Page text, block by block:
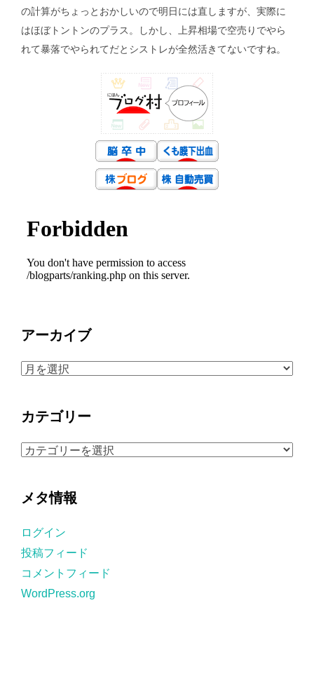
の計算がちょっとおかしいので明日には直しますが、実際に
はほぼトントンのプラス。しかし、上昇相場で空売りでやら
れて暴落でやられてだとシストレが全然活きてないですね。
アーカイブ
ア
ブ
カテゴリー
カ
ー
メタ情報
ログイン
投稿フィード
コメントフィード
WordPress.org